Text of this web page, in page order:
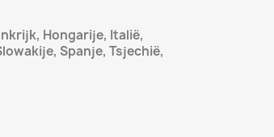
Hongarije, Italië,
Spanje, Tsjechië,